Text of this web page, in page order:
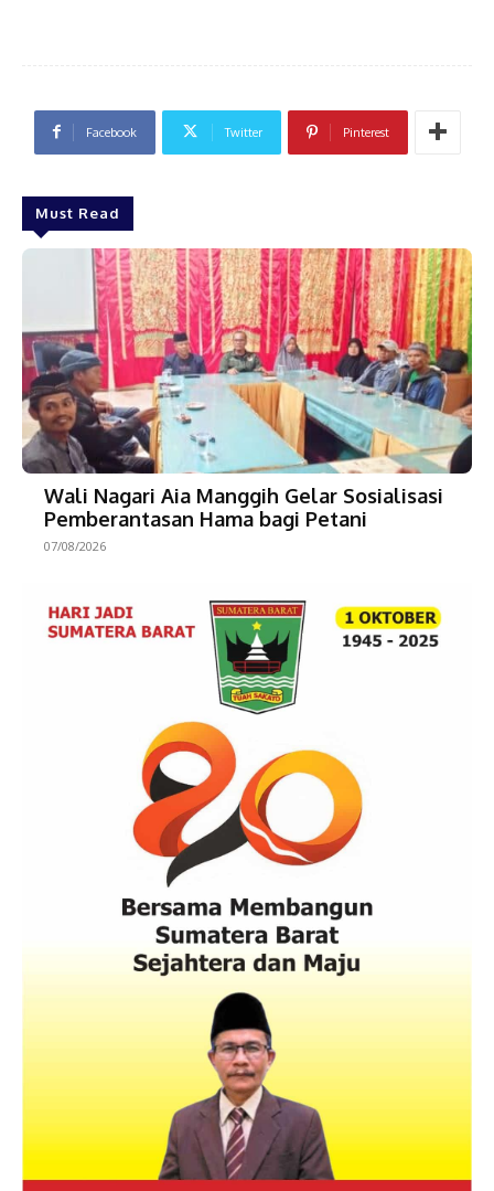
Facebook Twitter Pinterest
Must Read
Wali Nagari Aia Manggih Gelar Sosialisasi
Pemberantasan Hama bagi Petani
07/08/2026